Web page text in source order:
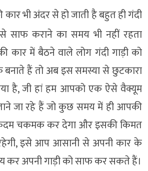
भी अंदर से हो जाती है बहुत ही गंदी
कराने का समय भी नहीं रहता
में बैठने वाले लोग गंदी गाड़ी को
हैं तो अब इस समस्या से छुटकारा
है, जी हां हम आपको एक ऐसे वैक्यूम
जा रहे हैं जो कुछ समय में ही आपकी
चकमक कर देगा और इसकी किमत
इसे आप आसानी से अपनी कार के
कर अपनी गाड़ी को साफ कर सकते हैं।